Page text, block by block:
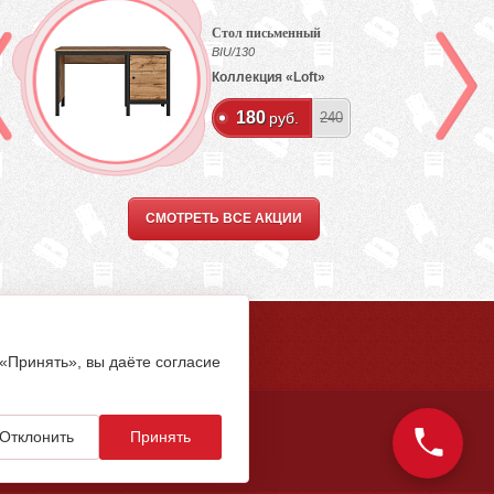
Стол письменный
BIU/130
Коллекция «Loft»
180 руб. 240
СМОТРЕТЬ ВСЕ АКЦИИ
вы даёте согласие
Отклонить Принять